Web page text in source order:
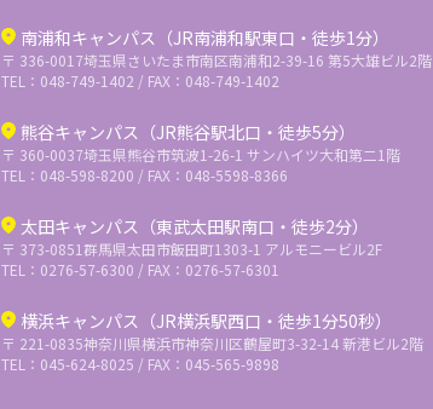
南浦和キャンパス（JR南浦和駅東口・徒歩1分）
〒 336-0017埼玉県さいたま市南区南浦和2-39-16 第5大雄ビル2階
TEL：048-749-1402 / FAX：048-749-1402
熊谷キャンパス（JR熊谷駅北口・徒歩5分）
〒 360-0037埼玉県熊谷市筑波1-26-1 サンハイツ大和第二1階
TEL：048-598-8200 / FAX：048-5598-8366
太田キャンパス（東武太田駅南口・徒歩2分）
〒 373-0851群馬県太田市飯田町1303-1 アルモニービル2F
TEL：0276-57-6300 / FAX：0276-57-6301
横浜キャンパス（JR横浜駅西口・徒歩1分50秒）
〒 221-0835神奈川県横浜市神奈川区鶴屋町3-32-14 新港ビル2階
TEL：045-624-8025 / FAX：045-565-9898